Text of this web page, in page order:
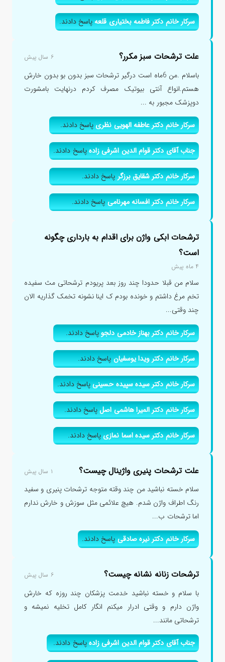
سرکار خانم دکتر فاطمه بختیاری قلعهپاسخ دادند.
علت ترشحات سبز مکرر؟ ۶ سال پیش
باسلام .من 6ماه است درگیر ترشحات سبز بدون بو بدون خارش
هستم.انواع آنتی بیوتیک مصرف کردم درنهایت بامشورت
دوپزشک مجبور به ...
سرکار خانم دکتر عاطفه الهویی نظریپاسخ دادند.
جناب آقای دکتر قوام الدین اشرفی زادهپاسخ دادند.
سرکار خانم دکتر شقایق برزگرپاسخ دادند.
سرکار خانم دکتر افسانه مهرنامیپاسخ دادند.
ترشحات ابکی واژن برای اقدام به بارداری چگونه
است؟
۴ ماه پیش
سلام من قبلا حدودا چند روز بعد پریودم ترشحاتی مث سفیده
تخم مرغ داشتم و خونده بودم ک اینا نشونه تخمک گذاریه الان
چند وقتی...
سرکار خانم دکتر بهناز خادمی دلجوپاسخ دادند.
سرکار خانم دکتر ویدا یوسفیانپاسخ دادند.
سرکار خانم دکتر سیده سپیده حسینیپاسخ دادند.
سرکار خانم دکتر المیرا هاشمی اصلپاسخ دادند.
سرکار خانم دکتر سیده اسما نمازیپاسخ دادند.
علت ترشحات پنیری واژینال چیست؟ ۱ سال پیش
سلام خسته نباشید من چند وقته متوجه ترشحات پنیری و سفید
رنگ اطراف واژن شدم. هیچ علائمی مثل سوزش و خارش ندارم
اما ترشحات ب...
سرکار خانم دکتر نیره صادقیپاسخ دادند.
ترشحات زنانه نشانه چیست؟ ۶ سال پیش
با سلام و خسته نباشید خدمت پزشکان چند روزه که خارش
واژن دارم و وقتی ادرار میکنم انگار کامل تخلیه نمیشه و
ترشحاتی مانند...
جناب آقای دکتر قوام الدین اشرفی زادهپاسخ دادند.